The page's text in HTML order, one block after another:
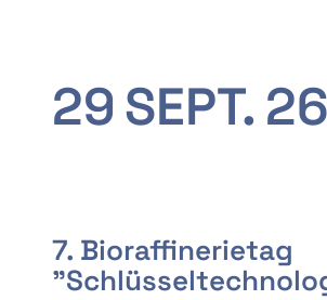
29SEPT. 26
7. Bioraffinerietag